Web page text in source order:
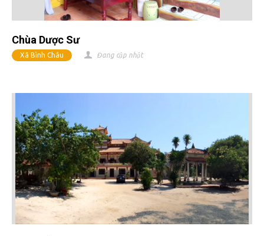
Chùa Dược Sư
Xã Bình Châu Đang cập nhật